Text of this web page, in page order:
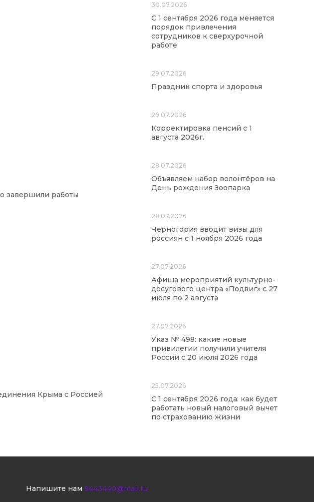
завершили работы
Крыма с Россией
30.07.2026
С 1 сентября 2026 года меняется
порядок привлечения
сотрудников к сверхурочной
работе
29.07.2026
Праздник спорта и здоровья
29.07.2026
Корректировка пенсий с 1
августа 2026г.
28.07.2026
Объявляем набор волонтёров на
День рождения Зоопарка
28.07.2026
Черногория вводит визы для
россиян с 1 ноября 2026 года
27.07.2026
Афиша мероприятий культурно-
досугового центра «Подвиг» с 27
июля по 2 августа
27.07.2026
Указ № 498: какие новые
привилегии получили учителя
России с 20 июля 2026 года
25.07.2026
С 1 сентября 2026 года: как будет
работать новый налоговый вычет
по страхованию жизни
Напишите нам 9443440@mail.ru